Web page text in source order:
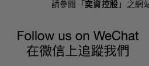
請參閱「奕資控股 」之網